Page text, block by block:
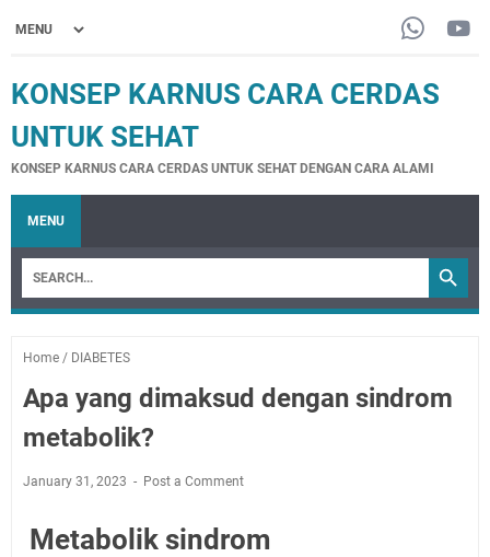
KONSEP KARNUS CARA CERDAS
UNTUK SEHAT
KONSEP KARNUS CARA CERDAS UNTUK SEHAT DENGAN CARA ALAMI
MENU
Home / DIABETES
Apa yang dimaksud dengan sindrom
metabolik?
January 31, 2023 Post a Comment
Metabolik sindrom